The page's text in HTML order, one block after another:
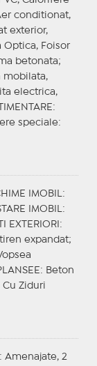
conditionat,
exterior,
Optica, Foisor
betonata;
mobilata,
electrica,
:
speciale:
IMOBIL :
IMOBIL :
EXTERIORI :
expandat;
: Beton
Cu Ziduri
: Amenajate, 2